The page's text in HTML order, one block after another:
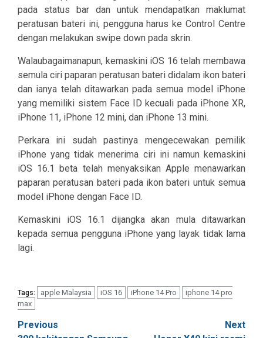
pada status bar dan untuk mendapatkan maklumat
peratusan bateri ini, pengguna harus ke Control Centre
dengan melakukan swipe down pada skrin.
Walaubagaimanapun, kemaskini iOS 16 telah membawa
semula ciri paparan peratusan bateri didalam ikon bateri
dan ianya telah ditawarkan pada semua model iPhone
yang memiliki sistem Face ID kecuali pada iPhone XR,
iPhone 11, iPhone 12 mini, dan iPhone 13 mini.
Perkara ini sudah pastinya mengecewakan pemilik
iPhone yang tidak menerima ciri ini namun kemaskini
iOS 16.1 beta telah menyaksikan Apple menawarkan
paparan peratusan bateri pada ikon bateri untuk semua
model iPhone dengan Face ID.
Kemaskini iOS 16.1 dijangka akan mula ditawarkan
kepada semua pengguna iPhone yang layak tidak lama
lagi.
Tags: apple Malaysia iOS 16 iPhone 14 Pro
iphone 14 pro
max
Post
Previous
Next